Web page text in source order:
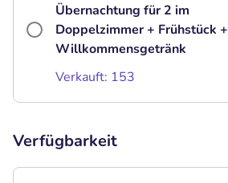
Übernachtung für 2 im
Doppelzimmer + Frühstück +
Willkommensgetränk
Verkauft: 153
Verfügbarkeit